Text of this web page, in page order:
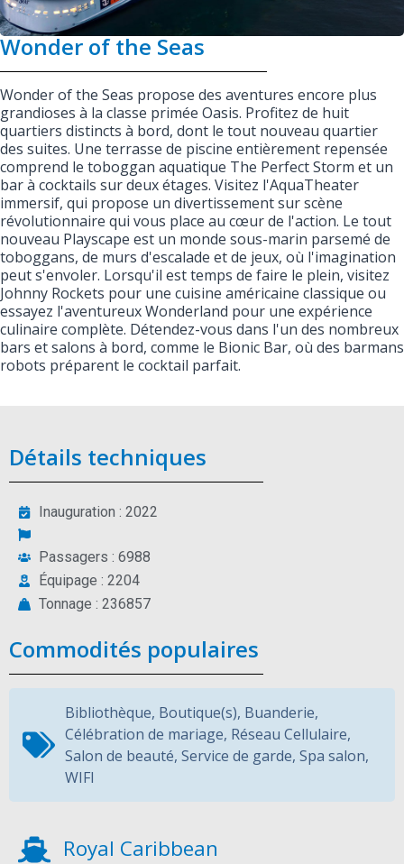
Wonder of the Seas
Wonder of the Seas propose des aventures encore plus
grandioses à la classe primée Oasis. Profitez de huit
quartiers distincts à bord, dont le tout nouveau quartier
des suites. Une terrasse de piscine entièrement repensée
comprend le toboggan aquatique The Perfect Storm et un
bar à cocktails sur deux étages. Visitez l'AquaTheater
immersif, qui propose un divertissement sur scène
révolutionnaire qui vous place au cœur de l'action. Le tout
nouveau Playscape est un monde sous-marin parsemé de
toboggans, de murs d'escalade et de jeux, où l'imagination
peut s'envoler. Lorsqu'il est temps de faire le plein, visitez
Johnny Rockets pour une cuisine américaine classique ou
essayez l'aventureux Wonderland pour une expérience
culinaire complète. Détendez-vous dans l'un des nombreux
bars et salons à bord, comme le Bionic Bar, où des barmans
robots préparent le cocktail parfait.
Détails techniques
Inauguration : 2022
Passagers : 6988
Équipage : 2204
Tonnage : 236857
Commodités populaires
Bibliothèque, Boutique(s), Buanderie,
Célébration de mariage, Réseau Cellulaire,
Salon de beauté, Service de garde, Spa salon,
WIFI
Royal Caribbean